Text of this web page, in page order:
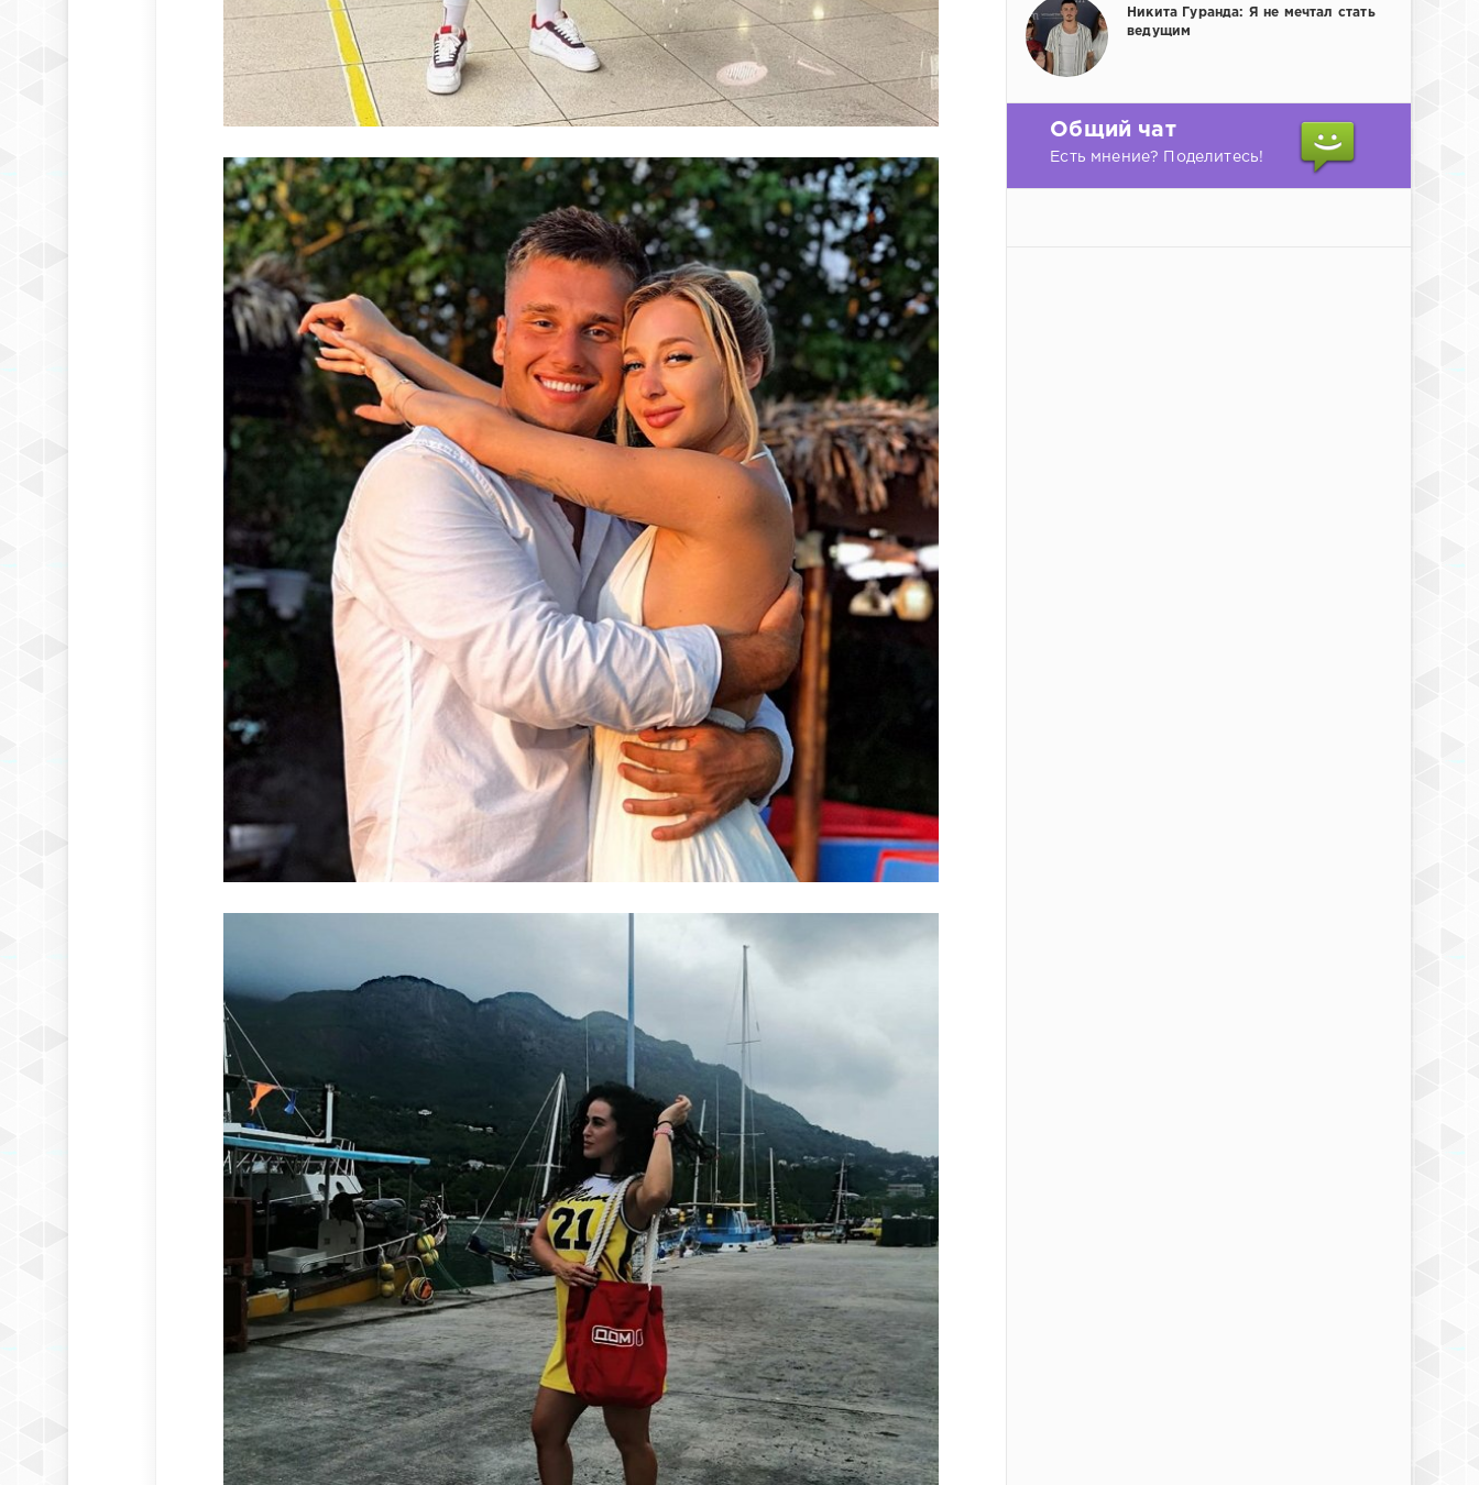
Никита Гуранда: Я не мечтал стать
ведущим
Общий чат
Есть мнение? Поделитесь!